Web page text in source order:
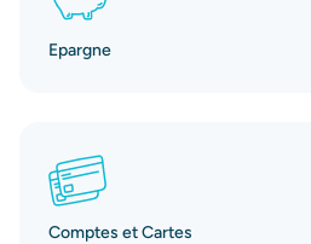
Epargne
Comptes et Cartes